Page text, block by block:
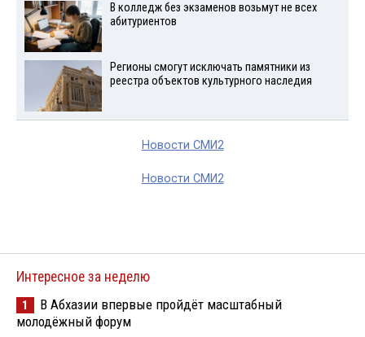
В колледж без экзаменов возьмут не всех
абитуриентов
Регионы смогут исключать памятники из
реестра объектов культурного наследия
Новости СМИ2
Новости СМИ2
Интересное за неделю
1
В Абхазии впервые пройдёт масштабный
молодёжный форум